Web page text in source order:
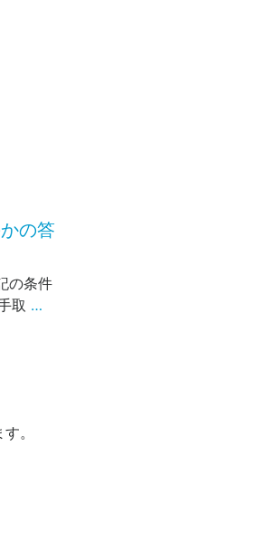
の答
の条件
取 …
。